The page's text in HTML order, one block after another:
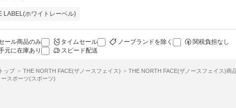
LABEL(ホワイトレーベル)
ール商品のみ タイムセール ノーブランドを除く
関税負担なし
元に在庫あり
スピード配送
ップ THE NORTH FACE(ザノースフェイス)
THE NORTH FACE(ザノースフェイス)商
ースポーツ(スポーツ)